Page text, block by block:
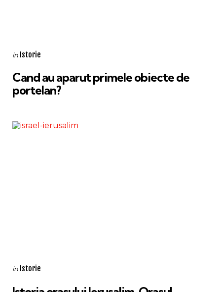
Categories
Posted
in Istorie
Cand au aparut primele obiecte de
portelan?
Categories
Posted
in Istorie